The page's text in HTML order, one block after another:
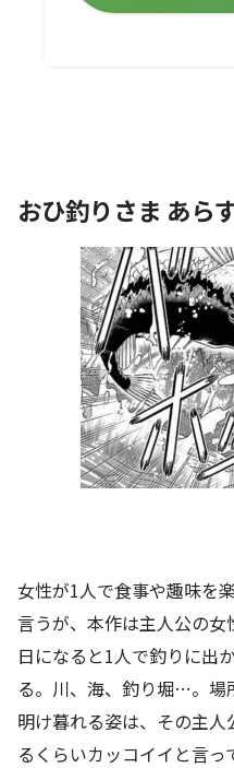
おひ釣りさま あら
女性が1人で食事や趣味を
言うが、本作は主人公の
日になると1人で釣りに出
る。川、海、釣り堀…。場
明け暮れる姿は、その主
るくらいカッコイイと言っ